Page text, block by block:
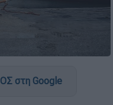
στη Google